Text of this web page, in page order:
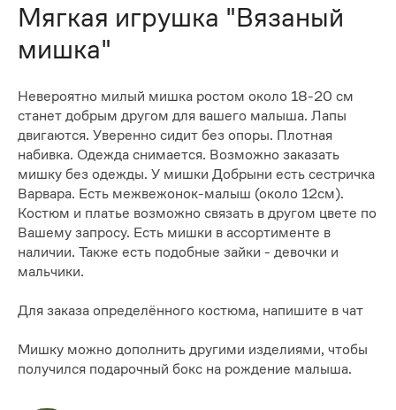
Мягкая игрушка "Вязаный
мишка"
Невероятно милый мишка ростом около 18-20 см
станет добрым другом для вашего малыша. Лапы
двигаются. Уверенно сидит без опоры. Плотная
набивка. Одежда снимается. Возможно заказать
мишку без одежды. У мишки Добрыни есть сестричка
Варвара. Есть межвежонок-малыш (около 12см).
Костюм и платье возможно связать в другом цвете по
Вашему запросу. Есть мишки в ассортименте в
наличии. Также есть подобные зайки - девочки и
мальчики.
Для заказа определённого костюма, напишите в чат
Мишку можно дополнить другими изделиями, чтобы
получился подарочный бокс на рождение малыша.